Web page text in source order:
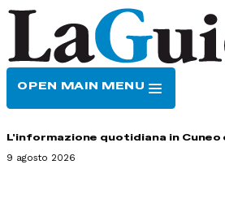
OPEN MAIN MENU
L'informazione quotidiana in Cuneo
9 agosto 2026